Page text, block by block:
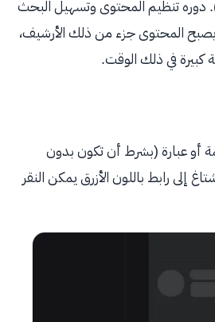
دوره تنظيم المحتوى وتسهيل البحث
المحتوى جزء من ذلك الأرشيف،
كبيرة في ذلك الوقت.
أو عبارة (بشرط أن تكون بدون
إلى رابط باللون الأزرق يمكن النقر